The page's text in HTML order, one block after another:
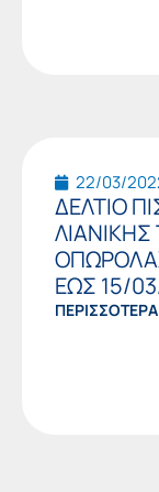
22/03/
ΔΕΛΤΙΟ
ΕΩΣ 15/
ΠΕΡΙΣΣΟΤΕΡΑ